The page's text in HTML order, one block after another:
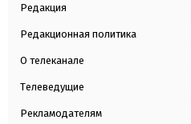
Редакция
Редакционная политика
О телеканале
Телеведущие
Рекламодателям